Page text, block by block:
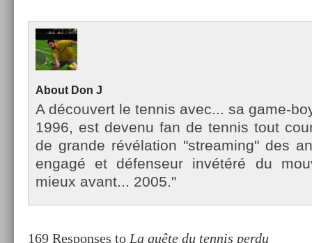
About Don J
A découvert le ten­nis avec... sa game-
1996, est de­venu fan de ten­nis tout
de gran­de révéla­tion "stream­ing" des
engagé et défen­seur invétéré du
mieux avant... 2005."
169 Responses to La quête du tennis perdu